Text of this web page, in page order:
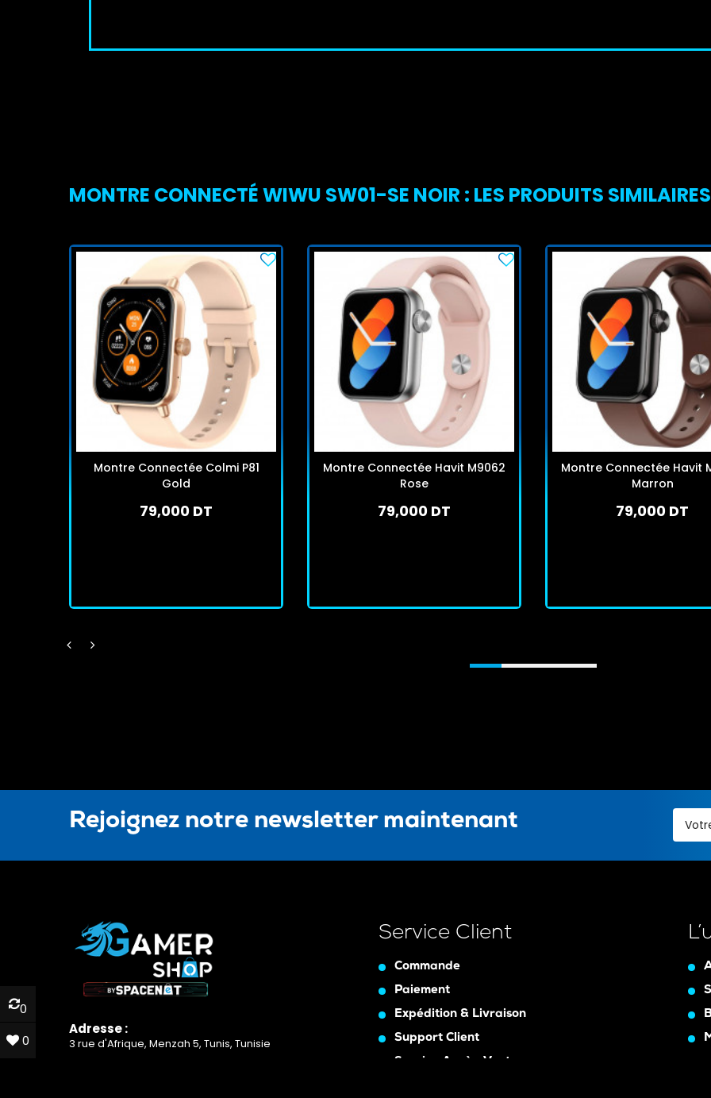
MONTRE CONNECTÉ WIWU SW01-SE NOIR : LES PRODUITS SIMILAIRES
Montre Connectée Colmi P81
Gold
79,000 DT
Montre Connectée Havit M9062
Rose
79,000 DT
Montre Connectée Havit
Marron
79,000 DT
Rejoignez notre newsletter maintenant
Adresse :
3 rue d'Afrique, Menzah 5, Tunis, Tunisie
Service Client
Commande
Paiement
Expédition & Livraison
Support Client
Service Après-Vente
0
0
0
0